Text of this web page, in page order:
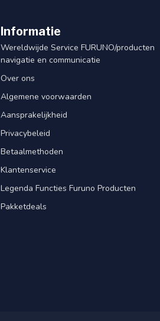
Informatie
Wereldwijde Service FURUNO/producten
navigatie en communicatie
Over ons
Algemene voorwaarden
Aansprakelijkheid
Privacybeleid
Betaalmethoden
Klantenservice
Legenda Functies Furuno Producten
Pakketdeals